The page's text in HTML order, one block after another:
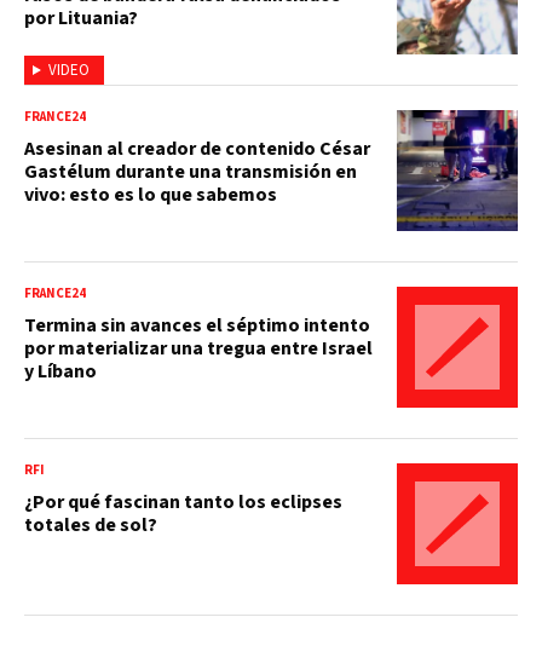
VIDEO
por Lituania?
FRANCE24
Asesinan al creador de contenido César
Gastélum durante una transmisión en
vivo: esto es lo que sabemos
FRANCE24
Termina sin avances el séptimo intento
por materializar una tregua entre Israel
y Líbano
RFI
¿Por qué fascinan tanto los eclipses
totales de sol?